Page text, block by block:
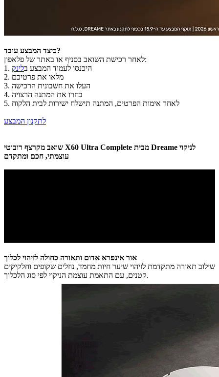
כיצד המבצע עובד?
לאחר רכישת השואב בסניף או באתר של פלאפון:
1.
היכנסו לעמוד המבצע בלינק
2. מלאו את פרטיכם
3. העלו את חשבונית הרכישה
4. בחרו את המתנה הרצויה
5. לאחר אימות הפרטים, המתנה תישלח ישירות לבית הלקוח
לתקנון המבצע
שואב מקרצף רובוטי X60 Ultra Complete מבית Dreame לניקוי
אור אינפרא אדום ותאורה כחולה לזיהוי לכלוך
שילוב תאורה מתקדמת לזיהוי שיער חיות מחמד, נוזלים שקופים וחלקיקים
קטנים, עם התאמת עוצמת הניקוי לפי סוג הלכלוך.